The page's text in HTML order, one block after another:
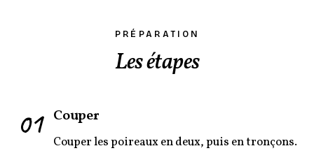
PRÉPARATION
Les étapes
01 Couper
Couper les poireaux en deux, puis en tronçons.